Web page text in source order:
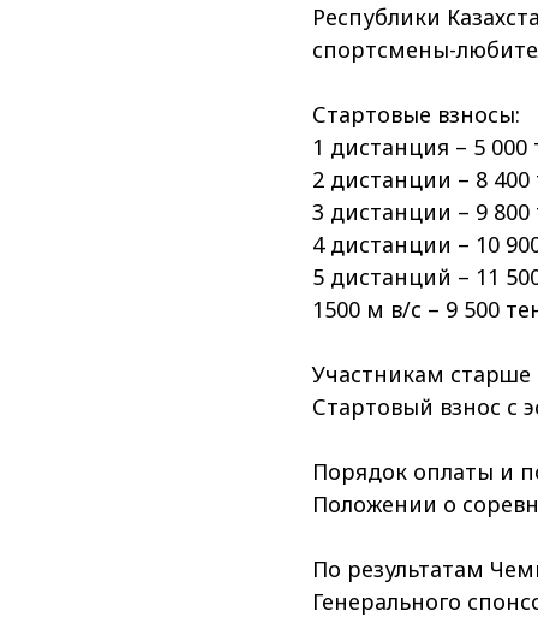
Республики
спортсмены-
Стартовые взносы:
1 дистанция – 5 000
2 дистанции – 8 400
3 дистанции – 9 800
4 дистанции – 10
5 дистанций – 11
1500 м в/с – 9 500
Участникам старше
Стартовый взнос с
Порядок оплаты и
Положении о
По результатам
Генерального